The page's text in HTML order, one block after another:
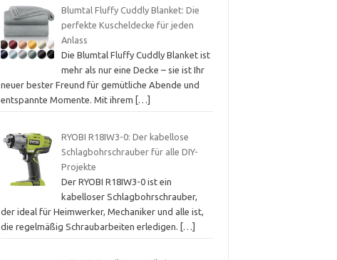
Blumtal Fluffy Cuddly Blanket: Die
perfekte Kuscheldecke für jeden
Anlass
Die Blumtal Fluffy Cuddly Blanket ist
mehr als nur eine Decke – sie ist Ihr
neuer bester Freund für gemütliche Abende und
entspannte Momente. Mit ihrem
[…]
RYOBI R18IW3-0: Der kabellose
Schlagbohrschrauber für alle DIY-
Projekte
Der RYOBI R18IW3-0 ist ein
kabelloser Schlagbohrschrauber,
der ideal für Heimwerker, Mechaniker und alle ist,
die regelmäßig Schraubarbeiten erledigen.
[…]